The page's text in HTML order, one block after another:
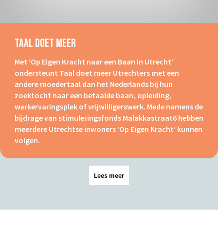
Taal Doet Meer
Met ‘Op Eigen Kracht naar een Baan in Utrecht’
ondersteunt Taal doet meer Utrechters met een
andere moedertaal dan het Nederlands bij hun
zoektocht naar een betaalde baan, opleiding,
werkervaringsplek of vrijwilligerswerk. Mede namens de
bijdrage van stimuleringsfonds Malakkastraat6 hebben
meerdere Utrechtse inwoners ‘Op Eigen Kracht’ kunnen
volgen.
Lees meer